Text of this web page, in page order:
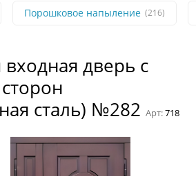
Порошковое напыление (216)
дверь с
сталь) №282 Арт:718